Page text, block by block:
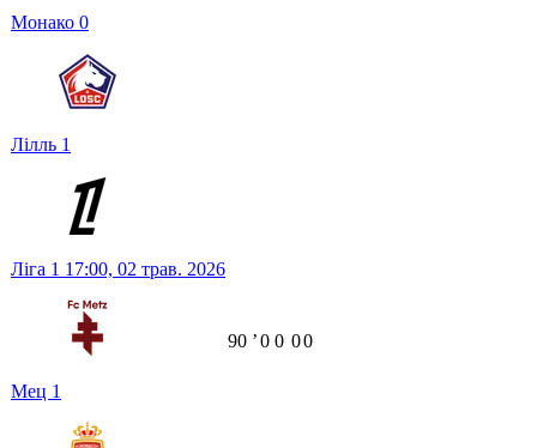
Монако 0
Лілль 1
Ліга 1 17:00, 02 трав. 2026
Мец 1
90 ʼ0 0 00